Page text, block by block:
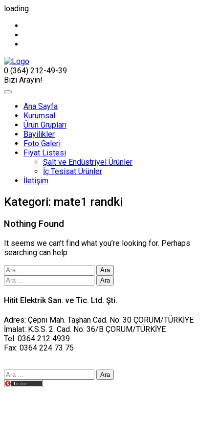
loading
0 (364) 212-49-39
Bizi Arayın!
Ana Sayfa
Kurumsal
Ürün Grupları
Bayilikler
Foto Galeri
Fiyat Listesi
Şalt ve Endüstriyel Ürünler
İç Tesisat Ürünler
İletişim
Kategori: mate1 randki
Nothing Found
It seems we can’t find what you’re looking for. Perhaps
searching can help.
Arama:
Arama:
Hitit Elektrik San. ve Tic. Ltd. Şti.
Adres: Çepni Mah. Taşhan Cad. No: 30 ÇORUM/TÜRKİYE
İmalat: K.S.S. 2. Cad. No: 36/B ÇORUM/TÜRKİYE
Tel: 0364 212 4939
Fax: 0364 224 73 75
Arama: